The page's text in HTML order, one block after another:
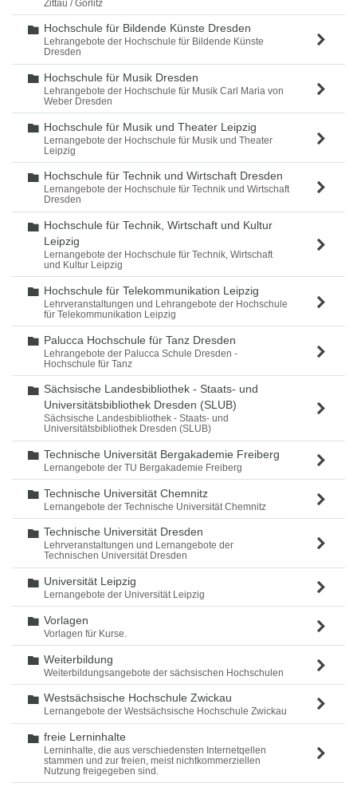
Zittau / Görlitz
Ordner
Hochschule für Bildende Künste Dresden
Lehrangebote der Hochschule für Bildende Künste
Dresden
Ordner
Hochschule für Musik Dresden
Lehrangebote der Hochschule für Musik Carl Maria von
Weber Dresden
Ordner
Hochschule für Musik und Theater Leipzig
Lernangebote der Hochschule für Musik und Theater
Leipzig
Ordner
Hochschule für Technik und Wirtschaft Dresden
Lernangebote der Hochschule für Technik und Wirtschaft
Dresden
Ordner
Hochschule für Technik, Wirtschaft und Kultur
Leipzig
Lernangebote der Hochschule für Technik, Wirtschaft
und Kultur Leipzig
Ordner
Hochschule für Telekommunikation Leipzig
Lehrveranstaltungen und Lehrangebote der Hochschule
für Telekommunikation Leipzig
Ordner
Palucca Hochschule für Tanz Dresden
Lehrangebote der Palucca Schule Dresden -
Hochschule für Tanz
Ordner
Sächsische Landesbibliothek - Staats- und
Universitätsbibliothek Dresden (SLUB)
Sächsische Landesbibliothek - Staats- und
Universitätsbibliothek Dresden (SLUB)
Ordner
Technische Universität Bergakademie Freiberg
Lernangebote der TU Bergakademie Freiberg
Ordner
Technische Universität Chemnitz
Lernangebote der Technische Universität Chemnitz
Ordner
Technische Universität Dresden
Lehrveranstaltungen und Lernangebote der
Technischen Universität Dresden
Ordner
Universität Leipzig
Lernangebote der Universität Leipzig
Ordner
Vorlagen
Vorlagen für Kurse.
Ordner
Weiterbildung
Weiterbildungsangebote der sächsischen Hochschulen
Ordner
Westsächsische Hochschule Zwickau
Lernangebote der Westsächsische Hochschule Zwickau
Ordner
freie Lerninhalte
Lerninhalte, die aus verschiedensten Internetqellen
stammen und zur freien, meist nichtkommerziellen
Nutzung freigegeben sind.